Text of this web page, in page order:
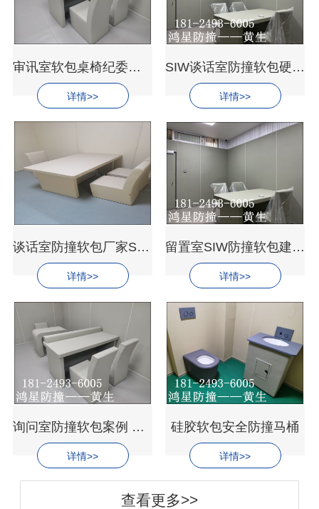
审讯室软包桌椅纪委留置室防撞家具
详情>>
SIW谈话室防撞软包硬实力原厂供应定制
详情>>
谈话室防撞软包厂家SIW防撞墙优质材料推广
详情>>
留置室SIW防撞软包建设规范标准参考
详情>>
询问室防撞软包案例 防撞桌椅 安全防撞洁具
详情>>
硅胶软包安全防撞马桶
详情>>
查看更多>>